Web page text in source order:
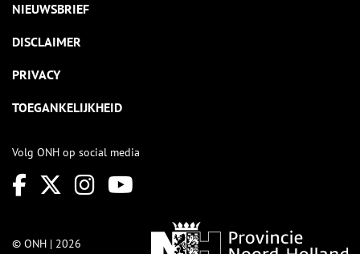
NIEUWSBRIEF
DISCLAIMER
PRIVACY
TOEGANKELIJKHEID
Volg ONH op social media
© ONH | 2026